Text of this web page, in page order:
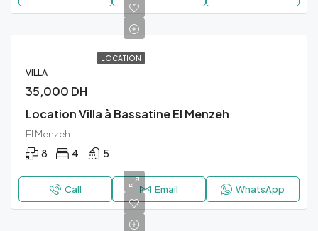
LOCATION
VILLA
35,000 DH
Location Villa à Bassatine El Menzeh
El Menzeh
8 4 5
Call Email WhatsApp